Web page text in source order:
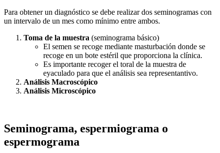
Para obtener un diagnóstico se debe realizar dos seminogramas con
un intervalo de un mes como mínimo entre ambos.
Toma de la muestra (seminograma básico)
El semen se recoge mediante masturbación donde se
recoge en un bote estéril que proporciona la clínica.
Es importante recoger el toral de la muestra de
eyaculado para que el análisis sea representantivo.
Análisis Macroscópico
Análisis Microscópico
Seminograma, espermiograma o
espermograma